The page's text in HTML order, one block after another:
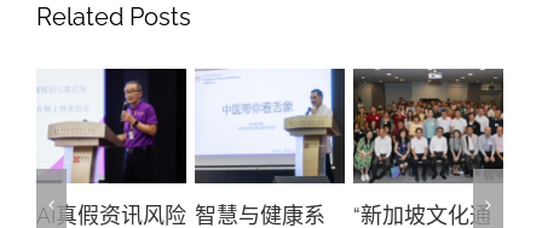
Related Posts
假资讯风险 智慧与健康系
“新加坡文化通
与华社